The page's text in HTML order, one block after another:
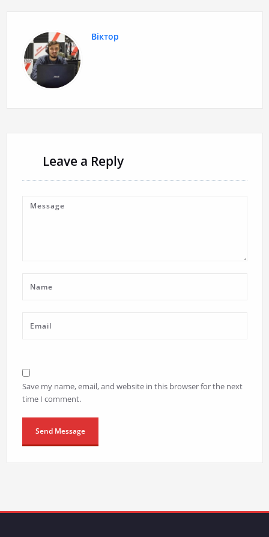
Віктор
Leave a Reply
Save my name, email, and website in this browser for the next
time I comment.